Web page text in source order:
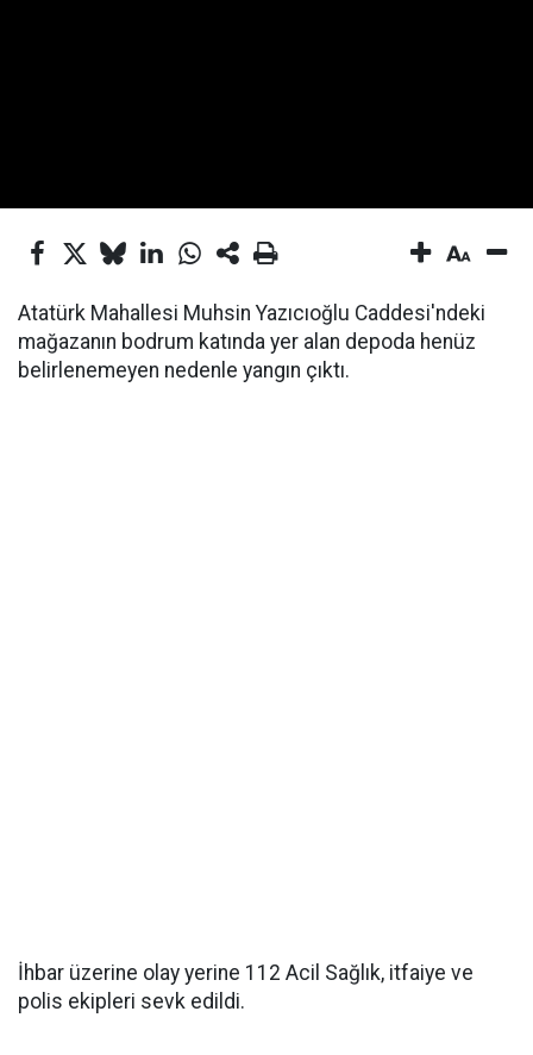
Atatürk Mahallesi Muhsin Yazıcıoğlu Caddesi'ndeki
mağazanın bodrum katında yer alan depoda henüz
belirlenemeyen nedenle yangın çıktı.
İhbar üzerine olay yerine 112 Acil Sağlık, itfaiye ve
polis ekipleri sevk edildi.